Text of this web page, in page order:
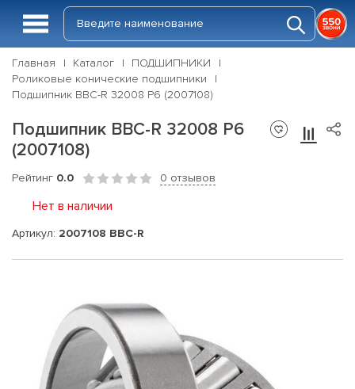
Главная Каталог
ПОДШИПНИКИ
Роликовые конические подшипники
Подшипник BBC-R 32008 P6 (2007108)
Подшипник BBC-R 32008 P6
(2007108)
Рейтинг 0.0 0 отзывов
Нет в наличии
Артикул: 2007108 BBC-R